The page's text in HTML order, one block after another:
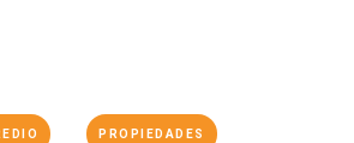
PROPIEDADES